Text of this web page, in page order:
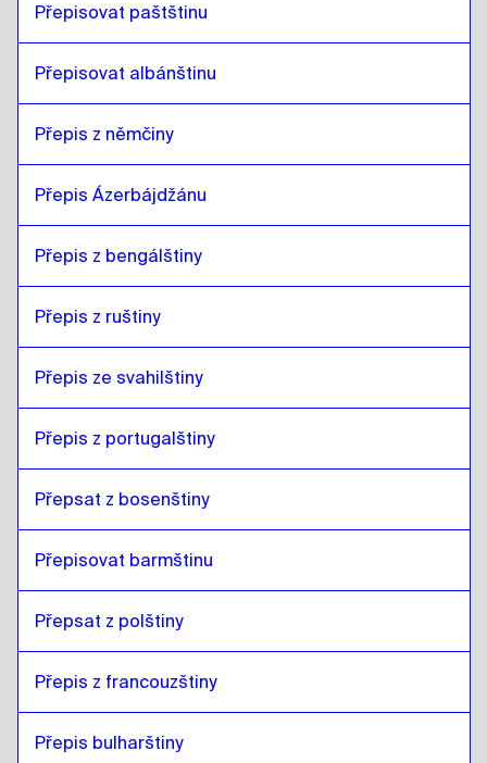
Přepisovat paštštinu
Přepisovat albánštinu
Přepis z němčiny
Přepis Ázerbájdžánu
Přepis z bengálštiny
Přepis z ruštiny
Přepis ze svahilštiny
Přepis z portugalštiny
Přepsat z bosenštiny
Přepisovat barmštinu
Přepsat z polštiny
Přepis z francouzštiny
Přepis bulharštiny